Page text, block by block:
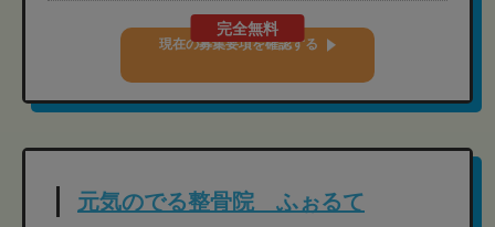
完全無料
現在の募集要項を確認する
元気のでる整骨院 ふぉるて